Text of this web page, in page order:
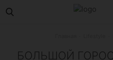
БОЛЬШОЙ